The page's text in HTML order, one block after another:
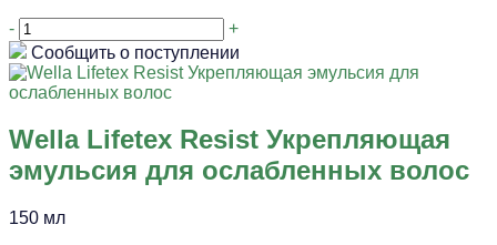
-
+
Сообщить о поступлении
Wella Lifetex Resist Укрепляющая
эмульсия для ослабленных волос
150 мл